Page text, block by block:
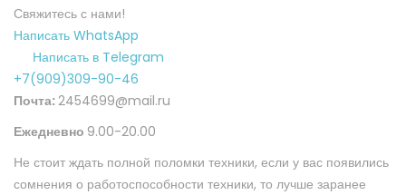
Свяжитесь с нами!
Написать WhatsApp
Написать в Telegram
+7(909)309-90-46
Почта:2454699@mail.ru
Ежедневно 9.00-20.00
Не стоит ждать полной поломки техники, если у вас появились
сомнения о работоспособности техники, то лучше заранее